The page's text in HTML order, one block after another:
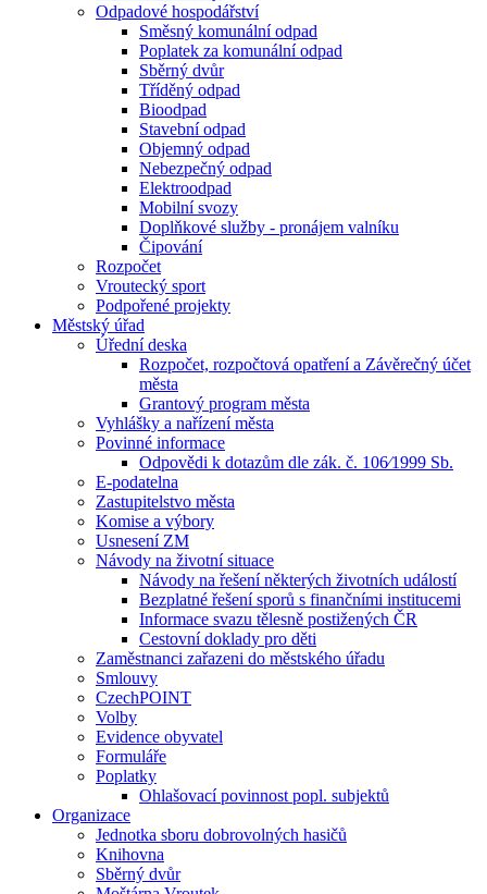
Odpadové hospodářství
Směsný komunální odpad
Poplatek za komunální odpad
Sběrný dvůr
Tříděný odpad
Bioodpad
Stavební odpad
Objemný odpad
Nebezpečný odpad
Elektroodpad
Mobilní svozy
Doplňkové služby - pronájem valníku
Čipování
Rozpočet
Vroutecký sport
Podpořené projekty
Městský úřad
Úřední deska
Rozpočet, rozpočtová opatření a Závěrečný účet
města
Grantový program města
Vyhlášky a nařízení města
Povinné informace
Odpovědi k dotazům dle zák. č. 106⁄1999 Sb.
E-podatelna
Zastupitelstvo města
Komise a výbory
Usnesení ZM
Návody na životní situace
Návody na řešení některých životních událostí
Bezplatné řešení sporů s finančními institucemi
Informace svazu tělesně postižených ČR
Cestovní doklady pro děti
Zaměstnanci zařazeni do městského úřadu
Smlouvy
CzechPOINT
Volby
Evidence obyvatel
Formuláře
Poplatky
Ohlašovací povinnost popl. subjektů
Organizace
Jednotka sboru dobrovolných hasičů
Knihovna
Sběrný dvůr